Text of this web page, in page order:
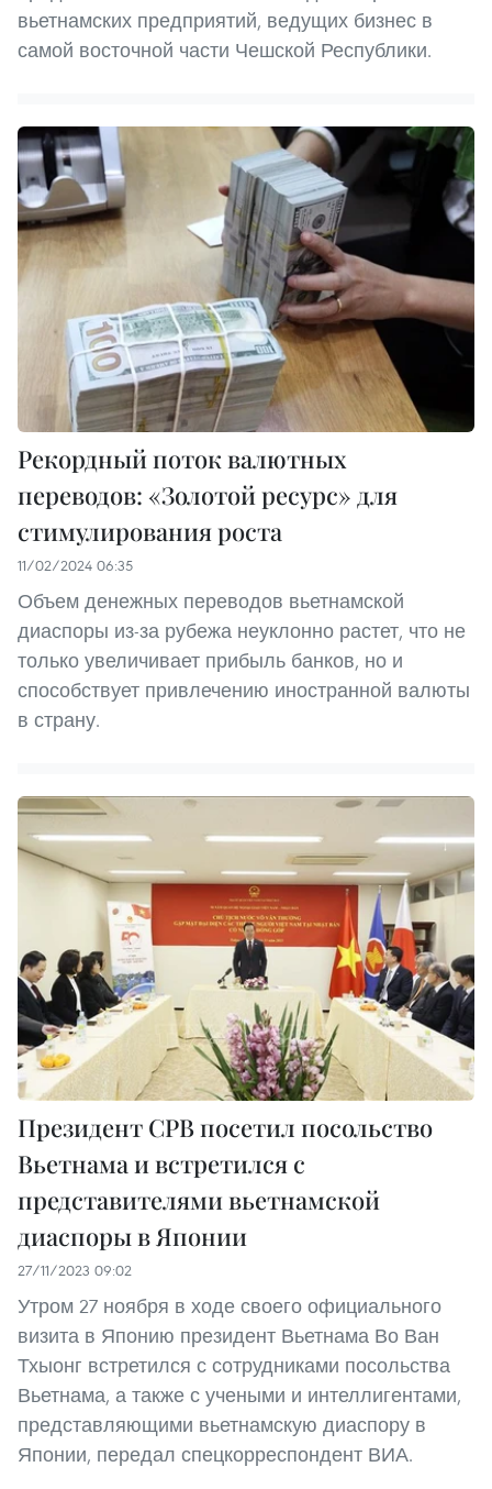
вьетнамских предприятий, ведущих бизнес в
самой восточной части Чешской Республики.
Рекордный поток валютных
переводов: «Золотой ресурс» для
стимулирования роста
11/02/2024 06:35
Объем денежных переводов вьетнамской
диаспоры из-за рубежа неуклонно растет, что не
только увеличивает прибыль банков, но и
способствует привлечению иностранной валюты
в страну.
Президент СРВ посетил посольство
Вьетнама и встретился с
представителями вьетнамской
диаспоры в Японии
27/11/2023 09:02
Утром 27 ноября в ходе своего официального
визита в Японию президент Вьетнама Во Ван
Тхыонг встретился с сотрудниками посольства
Вьетнама, а также с учеными и интеллигентами,
представляющими вьетнамскую диаспору в
Японии, передал спецкорреспондент ВИА.